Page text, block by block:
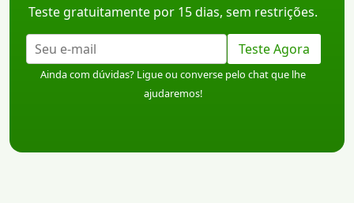
Teste gratuitamente por 15 dias, sem restrições.
Teste Agora
Ainda com dúvidas? Ligue ou converse pelo chat que lhe
ajudaremos!